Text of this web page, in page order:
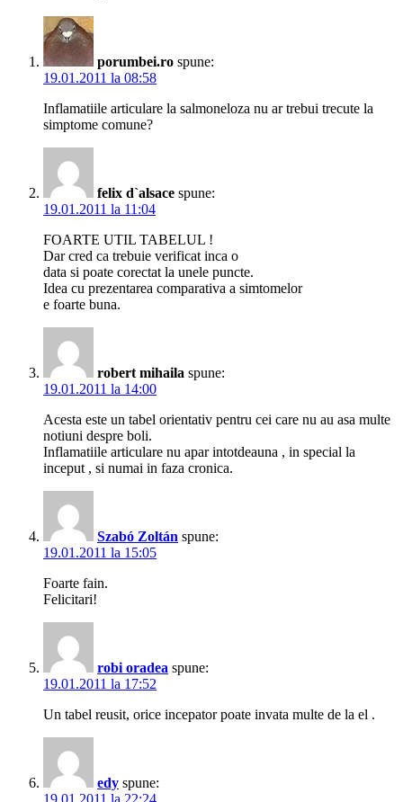
porumbei.ro spune:
19.01.2011 la 08:58
Inflamatiile articulare la salmoneloza nu ar trebui trecute la
simptome comune?
felix d`alsace spune:
19.01.2011 la 11:04
FOARTE UTIL TABELUL !
Dar cred ca trebuie verificat inca o
data si poate corectat la unele puncte.
Idea cu prezentarea comparativa a simtomelor
e foarte buna.
robert mihaila spune:
19.01.2011 la 14:00
Acesta este un tabel orientativ pentru cei care nu au asa multe
notiuni despre boli.
Inflamatiile articulare nu apar intotdeauna , in special la
inceput , si numai in faza cronica.
Szabó Zoltán spune:
19.01.2011 la 15:05
Foarte fain.
Felicitari!
robi oradea spune:
19.01.2011 la 17:52
Un tabel reusit, orice incepator poate invata multe de la el .
edy spune: